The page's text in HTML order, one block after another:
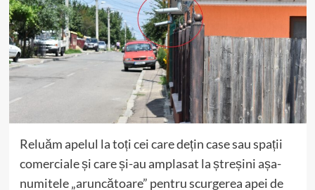
Reluăm apelul la toți cei care dețin case sau spații
comerciale și care și-au amplasat la ștreșini așa-
numitele „aruncătoare” pentru scurgerea apei de